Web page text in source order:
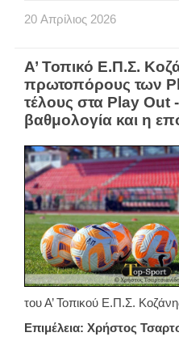
20 Απρίλιος 2026
Α’ Τοπικό Ε.Π.Σ.
πρωτοπόρους των
τέλους στα Play Out
βαθμολογία και η
του Α’ Τοπικού Ε.Π.Σ.
Επιμέλεια: Χρήστος